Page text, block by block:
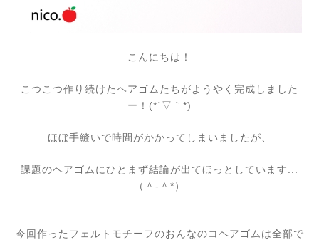
こんにちは！
こつこつ作り続けたヘアゴムたちがようやく完成しました
ー！(*´▽｀*)
ほぼ手縫いで時間がかかってしまいましたが、
課題のヘアゴムにひとまず結論が出てほっとしています...
（＾-＾*）
今回作ったフェルトモチーフのおんなのコヘアゴムは全部で